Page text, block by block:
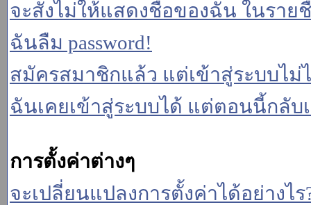
จะสั่งไม่ให้แสดงชื่อของฉัน ในราย
ฉันลืม password!
สมัครสมาชิกแล้ว แต่เข้าสู่ระบบไม่
ฉันเคยเข้าสู่ระบบได้ แต่ตอนนี้กลับ
การตั้งค่าต่างๆ
จะเปลี่ยนแปลงการตั้งค่าได้อย่างไร